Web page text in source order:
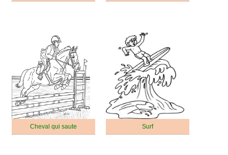
Cheval qui saute Surf